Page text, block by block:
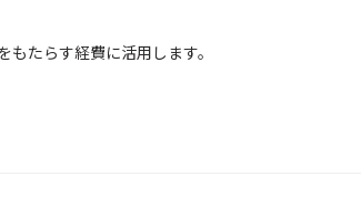
たらす経費に活用します。